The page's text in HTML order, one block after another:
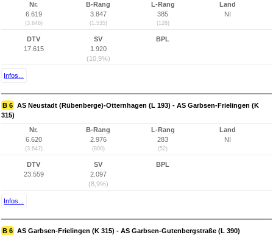
Nr.
6.619
(3.646)
B-Rang
3.847
(1.535)
L-Rang
385
(128)
Land
NI
DTV
17.615
SV
1.920
(10,9%)
BPL
Infos...
B 6 AS Neustadt (Rübenberge)-Otternhagen (L 193) - AS Garbsen-Frielingen (K
315)
Nr.
6.620
(3.647)
B-Rang
2.976
(800)
L-Rang
283
(52)
Land
NI
DTV
23.559
SV
2.097
(8,9%)
BPL
Infos...
B 6 AS Garbsen-Frielingen (K 315) - AS Garbsen-Gutenbergstraße (L 390)